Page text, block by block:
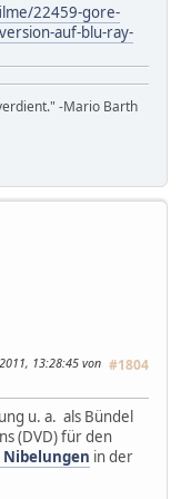
22459-gore-
auf-blu-ray-
-Mario Barth
#1804
13:28:45 von
u. a. als Bündel
(DVD) für den
Nibelungen in der